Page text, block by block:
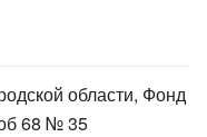
области, Фонд
68 № 35